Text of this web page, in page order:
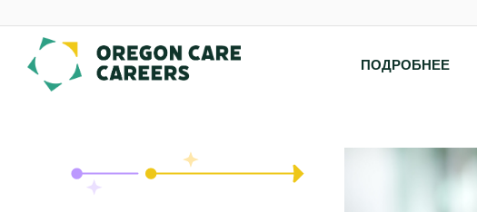
Skip To Content
ПОДРОБНЕЕ